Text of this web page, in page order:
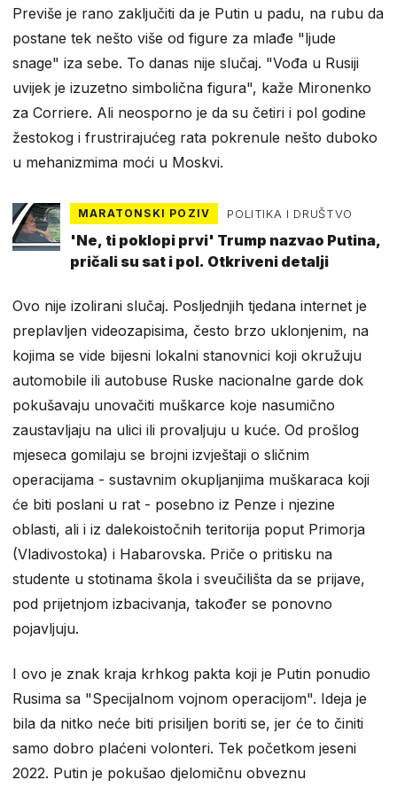
Previše je rano zaključiti da je Putin u padu, na rubu da
postane tek nešto više od figure za mlađe "ljude
snage" iza sebe. To danas nije slučaj. "Vođa u Rusiji
uvijek je izuzetno simbolična figura", kaže Mironenko
za Corriere. Ali neosporno je da su četiri i pol godine
žestokog i frustrirajućeg rata pokrenule nešto duboko
u mehanizmima moći u Moskvi.
MARATONSKI POZIV POLITIKA I DRUŠTVO
'Ne, ti poklopi prvi' Trump nazvao Putina,
pričali su sat i pol. Otkriveni detalji
Ovo nije izolirani slučaj. Posljednjih tjedana internet je
preplavljen videozapisima, često brzo uklonjenim, na
kojima se vide bijesni lokalni stanovnici koji okružuju
automobile ili autobuse Ruske nacionalne garde dok
pokušavaju unovačiti muškarce koje nasumično
zaustavljaju na ulici ili provaljuju u kuće. Od prošlog
mjeseca gomilaju se brojni izvještaji o sličnim
operacijama - sustavnim okupljanjima muškaraca koji
će biti poslani u rat - posebno iz Penze i njezine
oblasti, ali i iz dalekoistočnih teritorija poput Primorja
(Vladivostoka) i Habarovska. Priče o pritisku na
studente u stotinama škola i sveučilišta da se prijave,
pod prijetnjom izbacivanja, također se ponovno
pojavljuju.
I ovo je znak kraja krhkog pakta koji je Putin ponudio
Rusima sa "Specijalnom vojnom operacijom". Ideja je
bila da nitko neće biti prisiljen boriti se, jer će to činiti
samo dobro plaćeni volonteri. Tek početkom jeseni
2022. Putin je pokušao djelomičnu obveznu